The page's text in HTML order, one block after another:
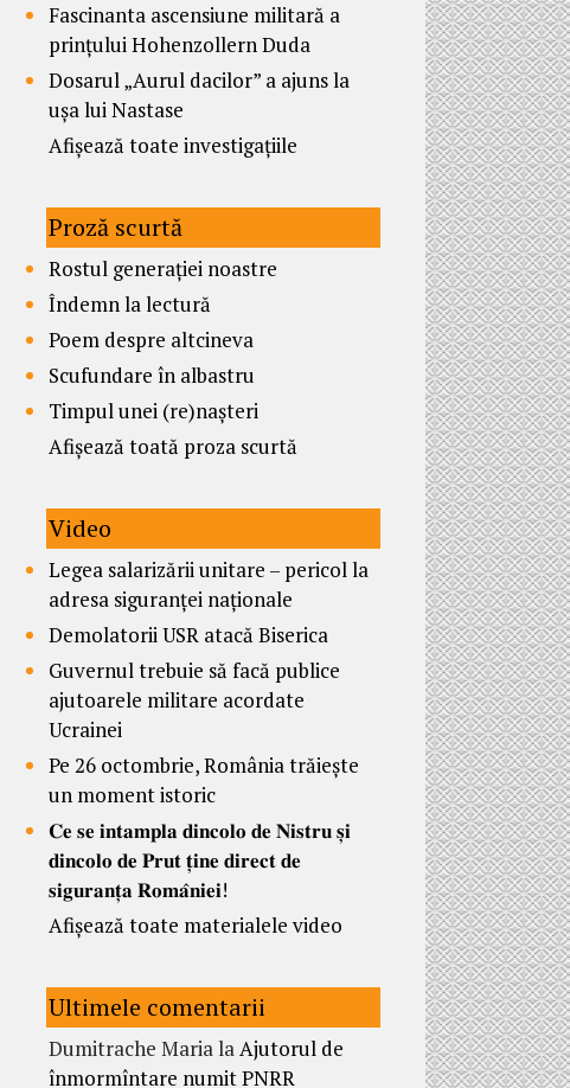
Fascinanta ascensiune militară a
prințului Hohenzollern Duda
Dosarul „Aurul dacilor” a ajuns la
ușa lui Nastase
Afișează toate investigațiile
Proză scurtă
Rostul generației noastre
Îndemn la lectură
Poem despre altcineva
Scufundare în albastru
Timpul unei (re)nașteri
Afișează toată proza scurtă
Video
Legea salarizării unitare – pericol la
adresa siguranței naționale
Demolatorii USR atacă Biserica
Guvernul trebuie să facă publice
ajutoarele militare acordate
Ucrainei
Pe 26 octombrie, România trăiește
un moment istoric
𝐂𝐞 𝐬𝐞 𝐢𝐧𝐭𝐚𝐦𝐩𝐥𝐚 𝐝𝐢𝐧𝐜𝐨𝐥𝐨 𝐝𝐞 𝐍𝐢𝐬𝐭𝐫𝐮 𝐬̦𝐢
𝐝𝐢𝐧𝐜𝐨𝐥𝐨 𝐝𝐞 𝐏𝐫𝐮𝐭 𝐭̦𝐢𝐧𝐞 𝐝𝐢𝐫𝐞𝐜𝐭 𝐝𝐞
𝐬𝐢𝐠𝐮𝐫𝐚𝐧𝐭̦𝐚 𝐑𝐨𝐦𝐚̂𝐧𝐢𝐞𝐢!
Afișează toate materialele video
Ultimele comentarii
Dumitrache MarialaAjutorul de
înmormîntare numit PNRR